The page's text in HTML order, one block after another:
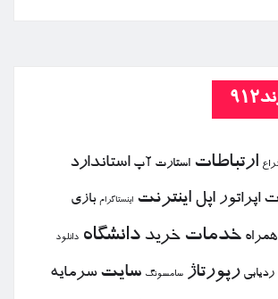
ارتباطات استارت آپ استاندارد
اپراتور اپل اینترنت اینستاگرام بازی
خدمات خرید دانشگاه دانلود
ردیابی رپورتاژ سامسونگ سایت سرمایه